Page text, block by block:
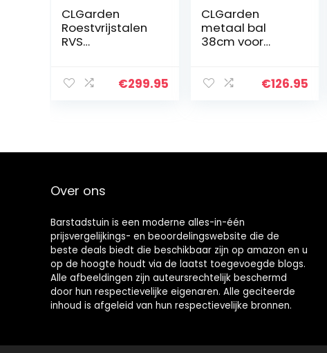
CLGarden
Roestvrijstalen
RVS
stalen bollen
€299.95
CLGarden
metaal bal
38cm voor
mat geborsteld
voor…
€126.95
Over ons
Barstadstuin is een moderne alles-in-één
prijsvergelijkings- en beoordelingswebsite die de
beste deals biedt die beschikbaar zijn op amazon en u
op de hoogte houdt via de laatst toegevoegde blogs.
Alle afbeeldingen zijn auteursrechtelijk beschermd
door hun respectievelijke eigenaren. Alle geciteerde
inhoud is afgeleid van hun respectievelijke bronnen.